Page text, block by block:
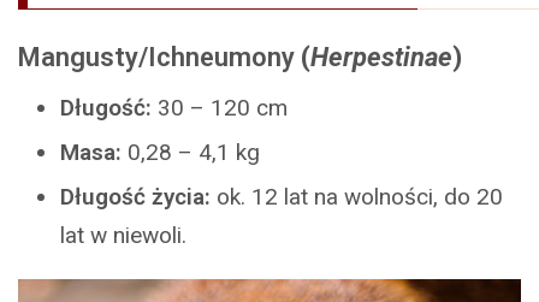
Mangusty/Ichneumony (Herpestinae)
Długość: 30 – 120 cm
Masa: 0,28 – 4,1 kg
Długość życia: ok. 12 lat na wolności, do 20
lat w niewoli.